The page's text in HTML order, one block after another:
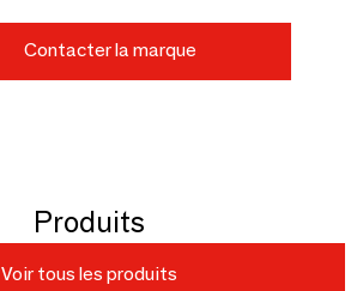
Contacter la marque
Produits
Voir tous les produits